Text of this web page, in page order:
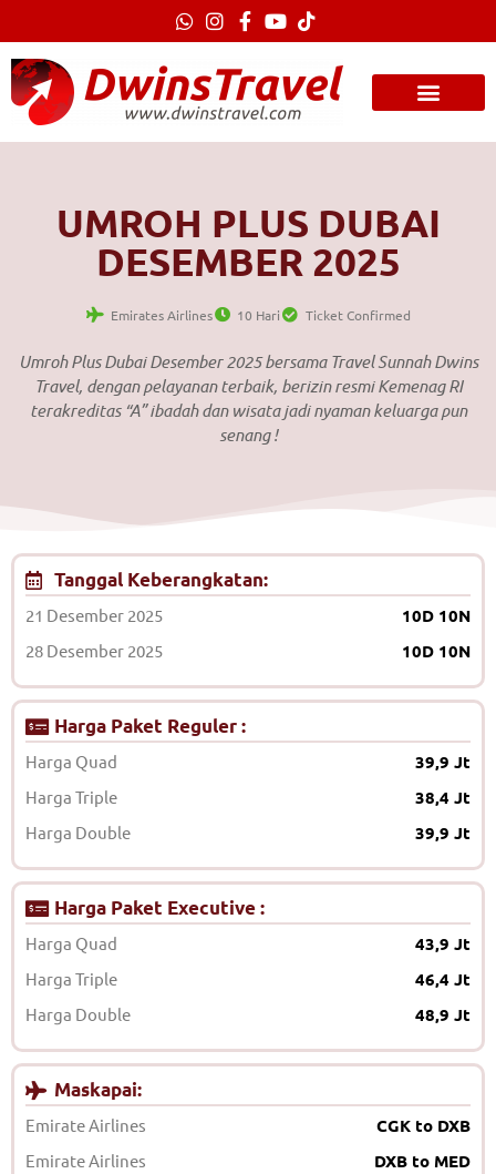
konten
UMROH PLUS DUBAI
DESEMBER 2025
Emirates Airlines 10 Hari Ticket Confirmed
Umroh Plus Dubai Desember 2025 bersama Travel Sunnah Dwins
Travel, dengan pelayanan terbaik, berizin resmi Kemenag RI
terakreditas “A” ibadah dan wisata jadi nyaman keluarga pun
senang !
Tanggal Keberangkatan:
21 Desember 2025 10D 10N
28 Desember 2025 10D 10N
Harga Paket Reguler :
Harga Quad 39,9 Jt
Harga Triple 38,4 Jt
Harga Double 39,9 Jt
Harga Paket Executive :
Harga Quad 43,9 Jt
Harga Triple 46,4 Jt
Harga Double 48,9 Jt
Maskapai:
Emirate Airlines CGK to DXB
Emirate Airlines DXB to MED